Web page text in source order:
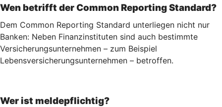
Wen betrifft der Common Reporting Standard?
Dem Common Reporting Standard unterliegen nicht nur
Banken: Neben Finanzinstituten sind auch bestimmte
Versicherungsunternehmen – zum Beispiel
Lebensversicherungs­unternehmen – betroffen.
Wer ist meldepflichtig?